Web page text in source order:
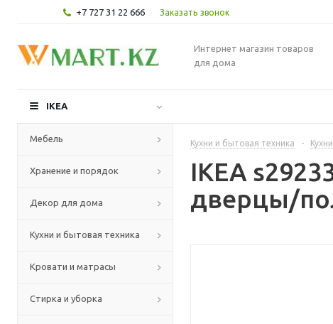
+7 727 31 22 666 Заказать звонок
Интернет магазин товаров
для дома
IKEA
Мебель
Хранение и порядок
Декор для дома
Кухни и бытовая техника
Кровати и матрасы
Стирка и уборка
Кухни и бытовая техника - Кухни
IKEA
дверцы/